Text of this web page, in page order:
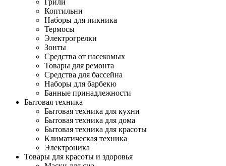
Грили
Коптильни
Наборы для пикника
Термосы
Электрогрелки
Зонты
Средства от насекомых
Товары для ремонта
Средства для бассейна
Наборы для барбекю
Банные принадлежности
Бытовая техника
Бытовая техника для кухни
Бытовая техника для дома
Бытовая техника для красоты
Климатическая техника
Электроника
Товары для красоты и здоровья